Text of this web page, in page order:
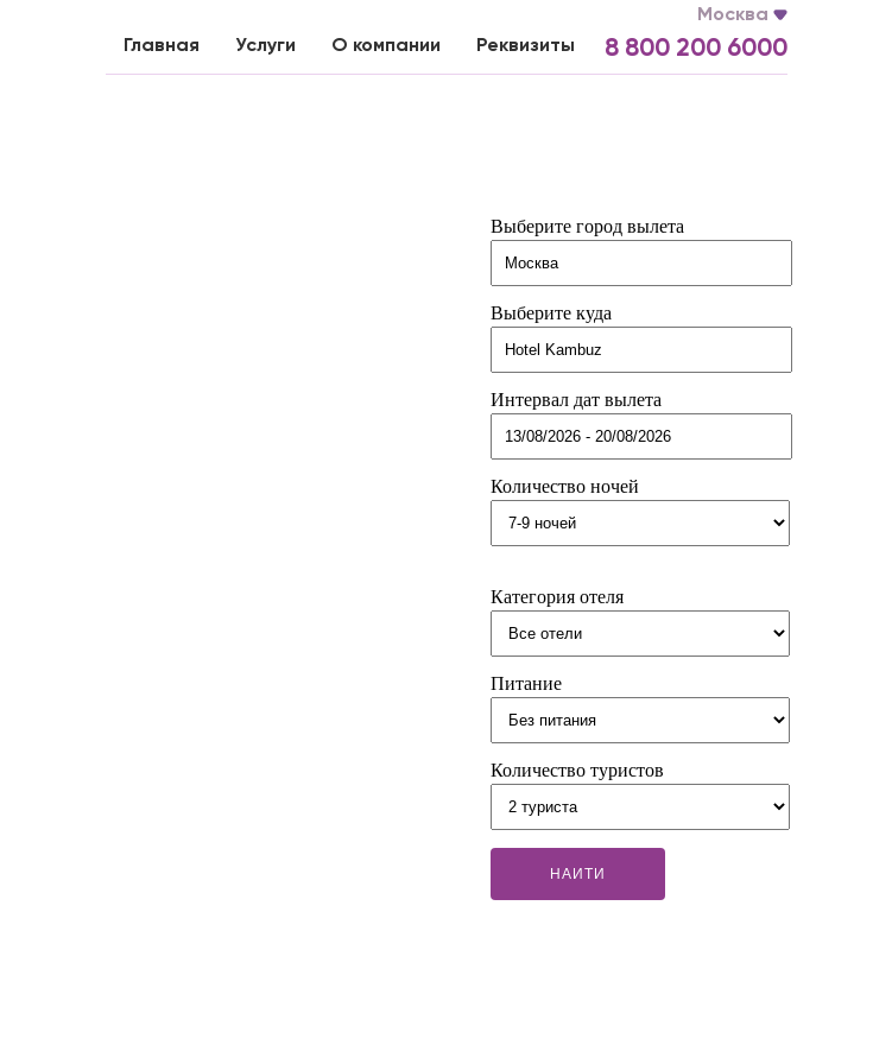
Москва
Главная
Услуги О компании Реквизиты 8 800 200 6000
Выберите город вылета
Выберите куда
Интервал дат вылета
Количество ночей
Категория отеля
Питание
Количество туристов
НАИТИ